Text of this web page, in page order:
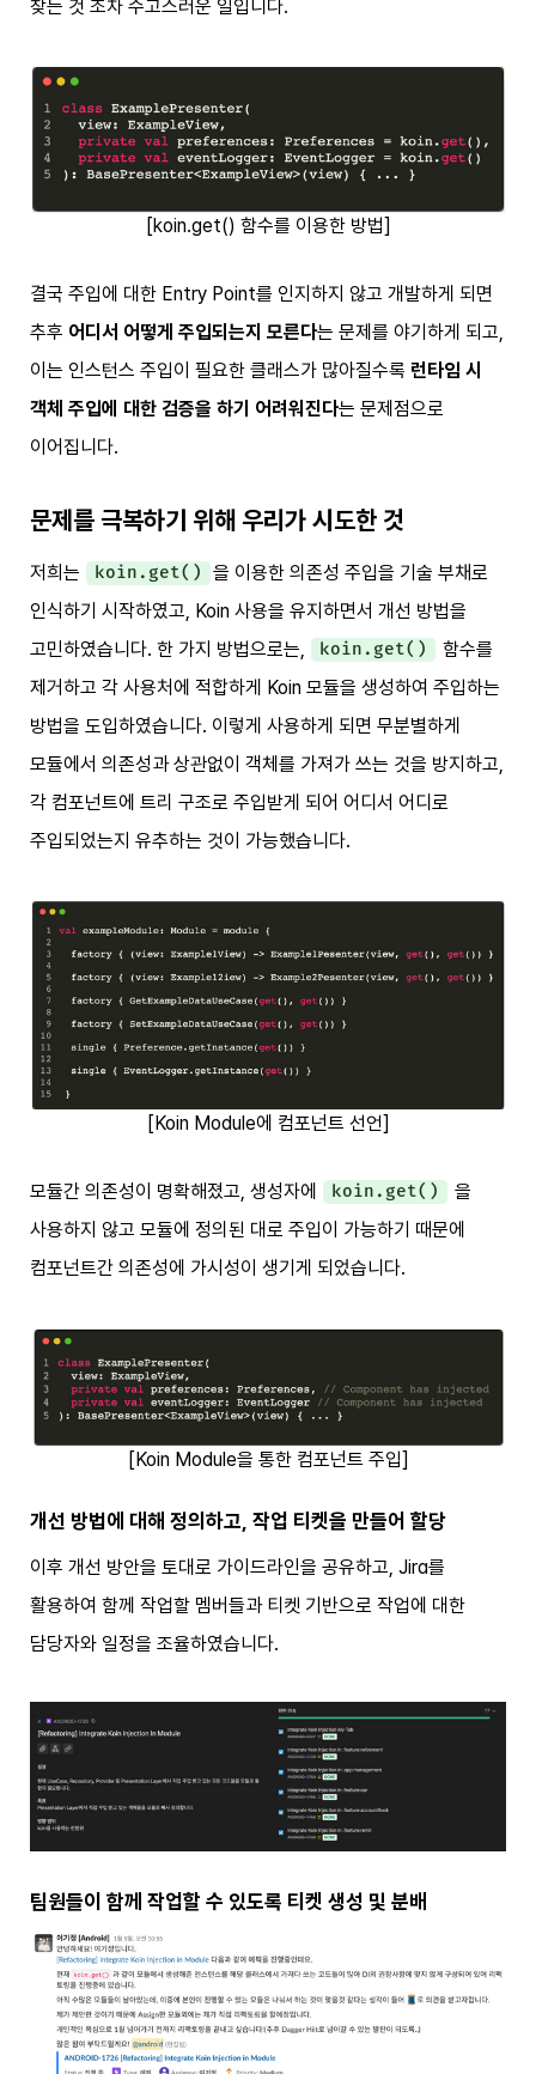
찾는 것 조차 수고스러운 일입니다.
[koin.get() 함수를 이용한 방법]
결국 주입에 대한 Entry Point를 인지하지 않고 개발하게 되면
추후 어디서 어떻게 주입되는지 모른다는 문제를 야기하게 되고,
이는 인스턴스 주입이 필요한 클래스가 많아질수록 런타임 시
객체 주입에 대한 검증을 하기 어려워진다는 문제점으로
이어집니다.
문제를 극복하기 위해 우리가 시도한 것
저희는 koin.get()
을 이용한 의존성 주입을 기술 부채로
인식하기 시작하였고, Koin 사용을 유지하면서 개선 방법을
고민하였습니다. 한 가지 방법으로는,
koin.get()
함수를
제거하고 각 사용처에 적합하게 Koin 모듈을 생성하여 주입하는
방법을 도입하였습니다. 이렇게 사용하게 되면 무분별하게
모듈에서 의존성과 상관없이 객체를 가져가 쓰는 것을 방지하고,
각 컴포넌트에 트리 구조로 주입받게 되어 어디서 어디로
주입되었는지 유추하는 것이 가능했습니다.
[Koin Module에 컴포넌트 선언]
모듈간 의존성이 명확해졌고, 생성자에 koin.get()
을
사용하지 않고 모듈에 정의된 대로 주입이 가능하기 때문에
컴포넌트간 의존성에 가시성이 생기게 되었습니다.
[Koin Module을 통한 컴포넌트 주입]
개선 방법에 대해 정의하고, 작업 티켓을 만들어 할당
이후 개선 방안을 토대로 가이드라인을 공유하고, Jira를
활용하여 함께 작업할 멤버들과 티켓 기반으로 작업에 대한
담당자와 일정을 조율하였습니다.
팀원들이 함께 작업할 수 있도록 티켓 생성 및 분배